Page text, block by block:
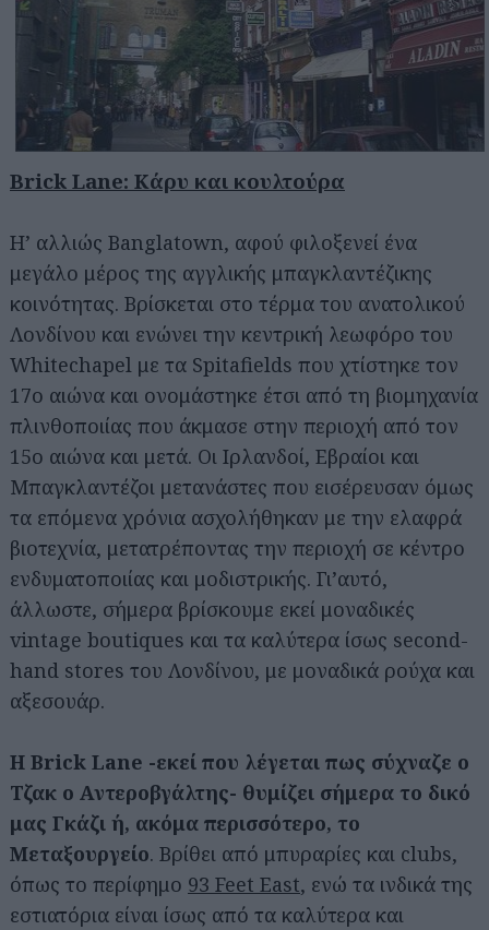
Brick Lane: Κάρυ και κουλτούρα
Η’ αλλιώς Banglatown, αφού φιλοξενεί ένα
μεγάλο μέρος της αγγλικής μπαγκλαντέζικης
κοινότητας. Βρίσκεται στο τέρμα του ανατολικού
Λονδίνου και ενώνει την κεντρική λεωφόρο του
Whitechapel με τα Spitafields που χτίστηκε τον
17ο αιώνα και ονομάστηκε έτσι από τη βιομηχανία
πλινθοποιίας που άκμασε στην περιοχή από τον
15ο αιώνα και μετά. Οι Ιρλανδοί, Εβραίοι και
Μπαγκλαντέζοι μετανάστες που εισέρευσαν όμως
τα επόμενα χρόνια ασχολήθηκαν με την ελαφρά
βιοτεχνία, μετατρέποντας την περιοχή σε κέντρο
ενδυματοποιίας και μοδιστρικής. Γι’αυτό,
άλλωστε, σήμερα βρίσκουμε εκεί μοναδικές
vintage boutiques και τα καλύτερα ίσως second-
hand stores του Λονδίνου, με μοναδικά ρούχα και
αξεσουάρ.
Η Brick Lane -εκεί που λέγεται πως σύχναζε ο
Τζακ ο Αντεροβγάλτης- θυμίζει σήμερα το δικό
μας Γκάζι ή, ακόμα περισσότερο, το
Μεταξουργείο. Βρίθει από μπυραρίες και clubs,
όπως το περίφημο 93 Feet East, ενώ τα ινδικά της
εστιατόρια είναι ίσως από τα καλύτερα και